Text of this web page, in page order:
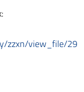
zzxn/view_file/29